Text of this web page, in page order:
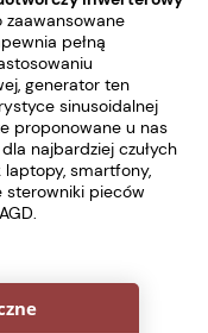
zaawansowane
pełną
generator ten
sinusoidalnej
proponowane u nas
najbardziej czułych
smartfony,
sterowniki pieców